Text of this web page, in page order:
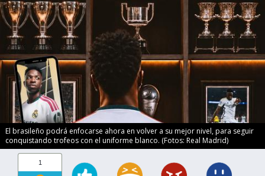
El brasileño podrá enfocarse ahora en volver a su mejor nivel, para seguir
conquistando trofeos con el uniforme blanco. (Fotos: Real Madrid)
1